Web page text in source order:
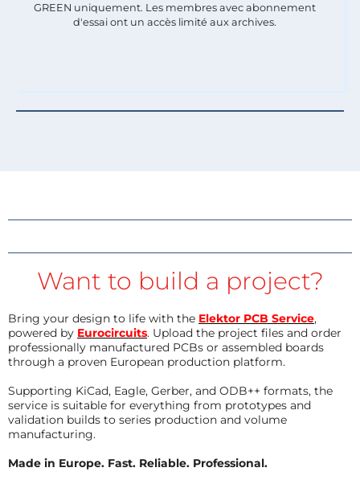
GREEN uniquement. Les membres avec abonnement
d'essai ont un accès limité aux archives.
Want to build a project?
Bring your design to life with the Elektor PCB Service,
powered by Eurocircuits. Upload the project files and order
professionally manufactured PCBs or assembled boards
through a proven European production platform.
Supporting KiCad, Eagle, Gerber, and ODB++ formats, the
service is suitable for everything from prototypes and
validation builds to series production and volume
manufacturing.
Made in Europe. Fast. Reliable. Professional.